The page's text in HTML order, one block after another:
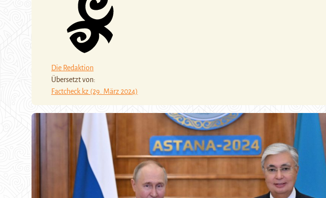
Die Redaktion
Übersetzt von:
Factcheck.kz (29. März 2024)